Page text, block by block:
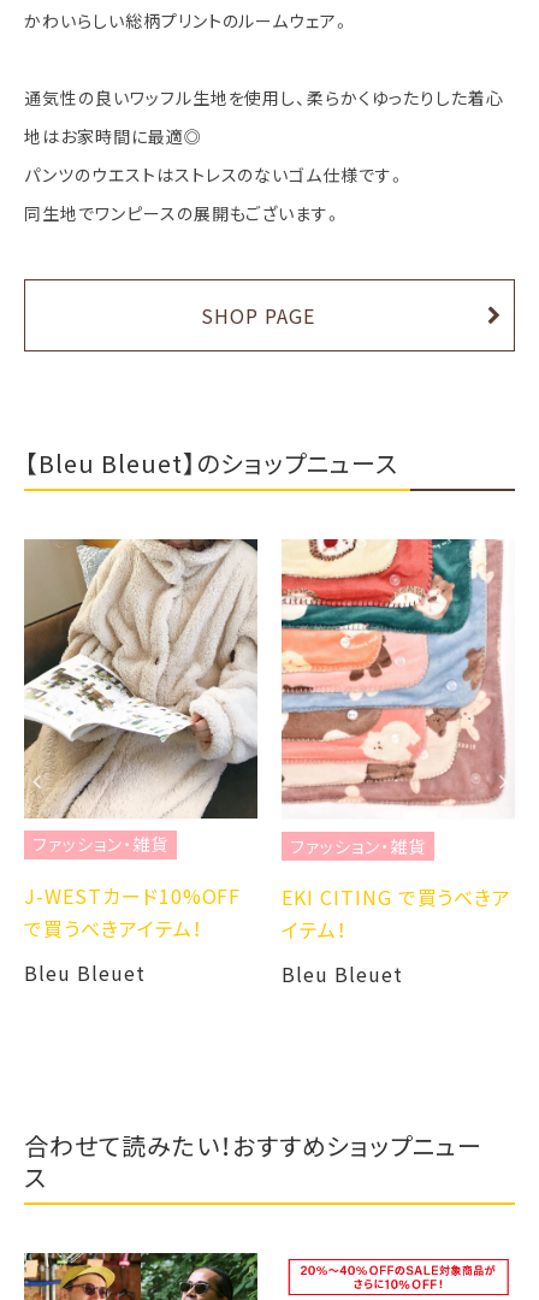
かわいらしい総柄プリントのルームウェア。
通気性の良いワッフル生地を使用し、柔らかくゆったりした着心
地はお家時間に最適◎
パンツのウエストはストレスのないゴム仕様です。
同生地でワンピースの展開もございます。
SHOP PAGE
【Bleu Bleuet】のショップニュース
ファッション・雑貨
J-WESTカード10%OFF
で買うべきアイテム！
Bleu Bleuet
ファッション・雑貨
EKI CITING で買うべきア
イテム！
Bleu Bleuet
合わせて読みたい！おすすめショップニュー
ス